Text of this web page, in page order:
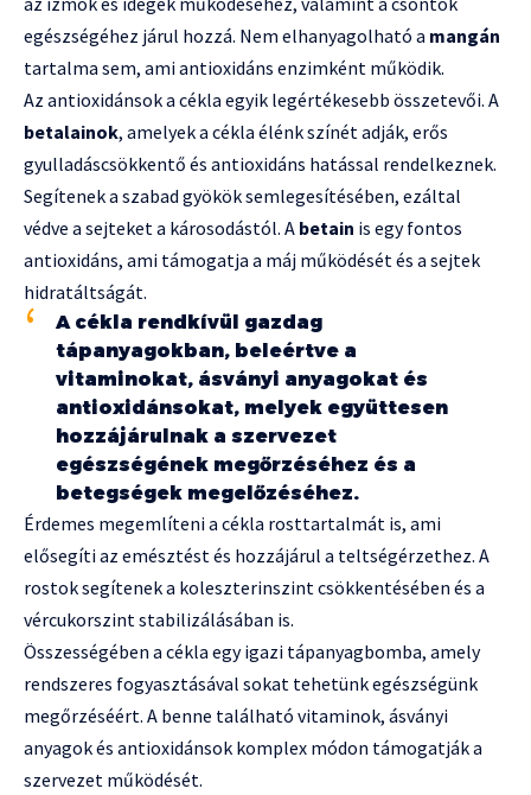
egészségéhez járul hozzá. Nem elhanyagolható a mangán
tartalma sem, ami antioxidáns enzimként működik.
Az antioxidánsok a cékla egyik legértékesebb összetevői. A
betalainok, amelyek a cékla élénk színét adják, erős
gyulladáscsökkentő és antioxidáns hatással rendelkeznek.
Segítenek a szabad gyökök semlegesítésében, ezáltal
védve a sejteket a károsodástól. A betain is egy fontos
antioxidáns, ami támogatja a máj működését és a sejtek
hidratáltságát.
A cékla rendkívül gazdag
tápanyagokban, beleértve a
vitaminokat, ásványi anyagokat és
antioxidánsokat, melyek együttesen
hozzájárulnak a szervezet
egészségének megőrzéséhez és a
betegségek megelőzéséhez.
Érdemes megemlíteni a cékla rosttartalmát is, ami
elősegíti az emésztést és hozzájárul a teltségérzethez. A
rostok segítenek a koleszterinszint csökkentésében és a
vércukorszint stabilizálásában is.
Összességében a cékla egy igazi tápanyagbomba, amely
rendszeres fogyasztásával sokat tehetünk egészségünk
megőrzéséért. A benne található vitaminok, ásványi
anyagok és antioxidánsok komplex módon támogatják a
szervezet működését.